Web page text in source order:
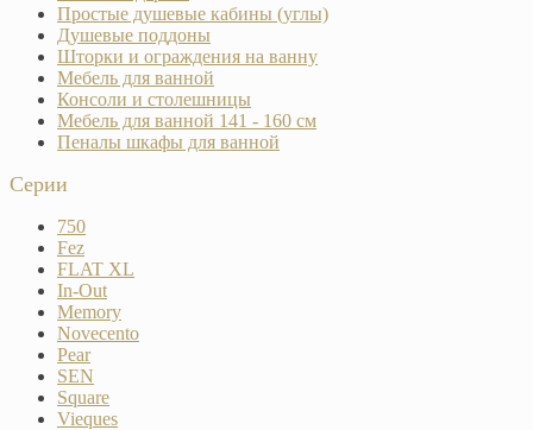
Простые душевые кабины (углы)
Душевые поддоны
Шторки и ограждения на ванну
Мебель для ванной
Консоли и столешницы
Мебель для ванной 141 - 160 см
Пеналы шкафы для ванной
Серии
750
Fez
FLAT XL
In-Out
Memory
Novecento
Pear
SEN
Square
Vieques